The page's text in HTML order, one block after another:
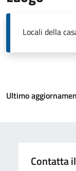
Locali della
Ultimo
Contatta